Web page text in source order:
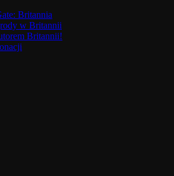
Britannia
w Britannii
Britannii!